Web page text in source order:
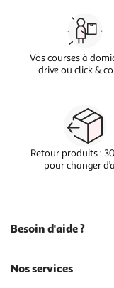
Vos courses à
drive ou click &
Retour produits :
pour changer
Besoin d'aide ?
Nos services